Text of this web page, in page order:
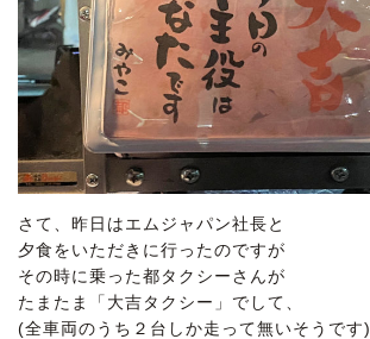
さて、昨日はエムジャパン社長と
夕食をいただきに行ったのですが
その時に乗った都タクシーさんが
たまたま「大吉タクシー」でして、
(全車両のうち２台しか走って無いそうです)